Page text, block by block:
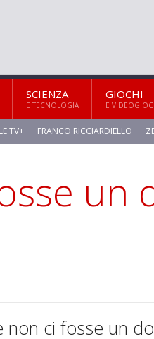
SCIENZA
E TECNOLOGIA
GIOCHI
E
TV+ FRANCO RICCIARDIELLO
un
non ci fosse un